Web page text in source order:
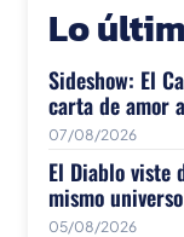
Lo
Sideshow: El
carta de amor
07/08/2026
El Diablo viste
mismo
05/08/2026